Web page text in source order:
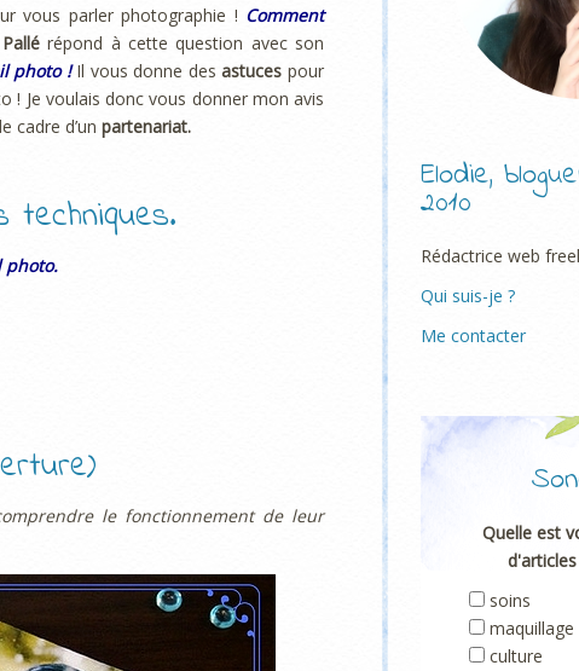
vous parler photographie ! Comment
répond à cette question avec son
photo !Il vous donne desastuces pour
! Je voulais donc vous donner mon avis
cadre d’un partenariat.
techniques.
photo.
le fonctionnement de leur
Elodie,
2010
Rédactrice web
Qui suis-je ?
Me contacter
Quelle est
soins
maquillage
culture